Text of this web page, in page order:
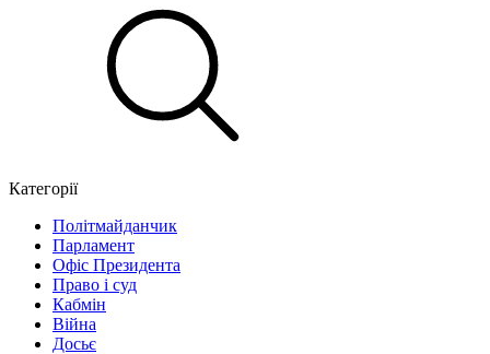
Категорії
Політмайданчик
Парламент
Офіс Президента
Право і суд
Кабмін
Війна
Досьє